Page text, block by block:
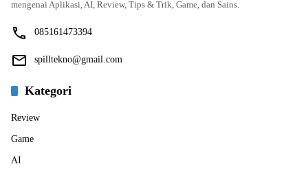
mengenai Aplikasi, AI, Review, Tips & Trik, Game, dan Sains.
085161473394
spilltekno@gmail.com
Kategori
Review
Game
AI